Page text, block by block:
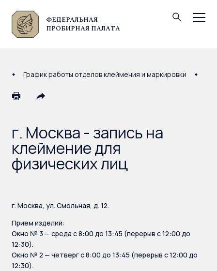
ФЕДЕРАЛЬНАЯ
ПРОБИРНАЯ ПАЛАТА
© Федеральная пробирная палата, 2026
График работы отделов клеймения и маркировки
г. Москва - запись на
клеймение для
физических лиц
г. Москва, ул. Смольная, д. 12.
Прием изделий:
Окно № 3 — среда с 8:00 до 13:45 (перерыв с 12:00 до
12:30).
Окно № 2 — четверг с 8:00 до 13:45 (перерыв с 12:00 до
12:30).